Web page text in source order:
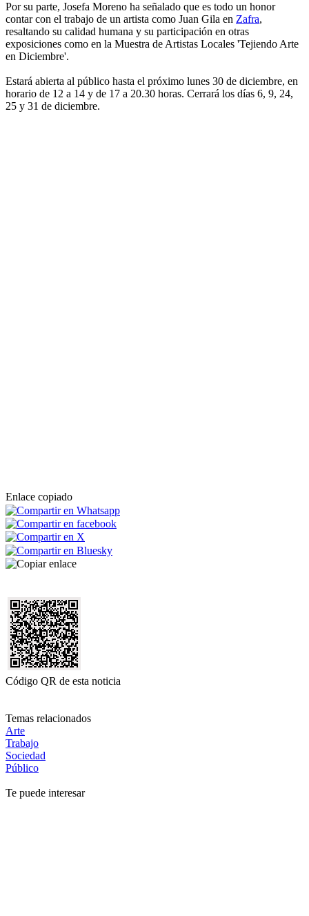
Por su parte, Josefa Moreno ha señalado que es todo un honor
contar con el trabajo de un artista como Juan Gila en Zafra,
resaltando su calidad humana y su participación en otras
exposiciones como en la Muestra de Artistas Locales 'Tejiendo Arte
en Diciembre'.
Estará abierta al público hasta el próximo lunes 30 de diciembre, en
horario de 12 a 14 y de 17 a 20.30 horas. Cerrará los días 6, 9, 24,
25 y 31 de diciembre.
Enlace copiado
Código QR de esta noticia
Temas relacionados
Arte
Trabajo
Sociedad
Público
Te puede interesar